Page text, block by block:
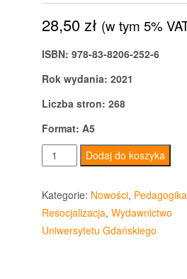
28,50zł (w tym 5%
ISBN: 978-83-8206-252-6
Rok wydania: 2021
Liczba stron: 268
Format: A5
ilość
Dzieci
ulicy
Tożsamość
i
Dodaj do koszyka
Kategorie: Nowości,
Resocjalizacja, Wydawnictwo
Uniwersytetu Gdańskiego